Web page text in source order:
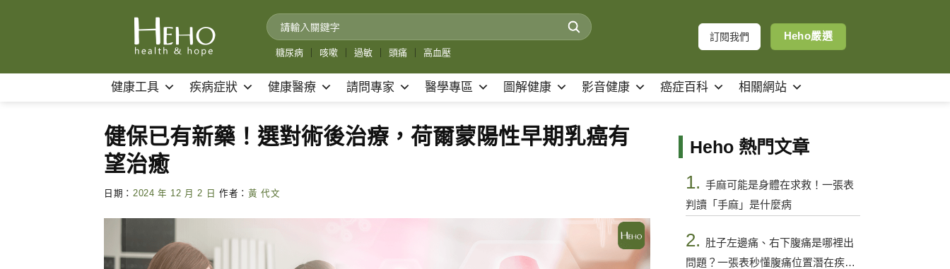
糖尿病 咳嗽 過敏 頭痛 高血壓
訂閱我們 Heho嚴選
健康工具 疾病症狀 健康醫療 請問專家 醫學專區 圖解健康 影音健康 癌症百科 相關網站
健保已有新藥！選對術後治療，荷爾蒙陽性早期乳癌有
望治癒
日期： 2024 年 12 月 2 日 作者： 黃 代文
Heho 熱門文章
1. 手麻可能是身體在求救！一張表
判讀「手麻」是什麼病
2. 肚子左邊痛、右下腹痛是哪裡出
問題？一張表秒懂腹痛位置潛在疾病